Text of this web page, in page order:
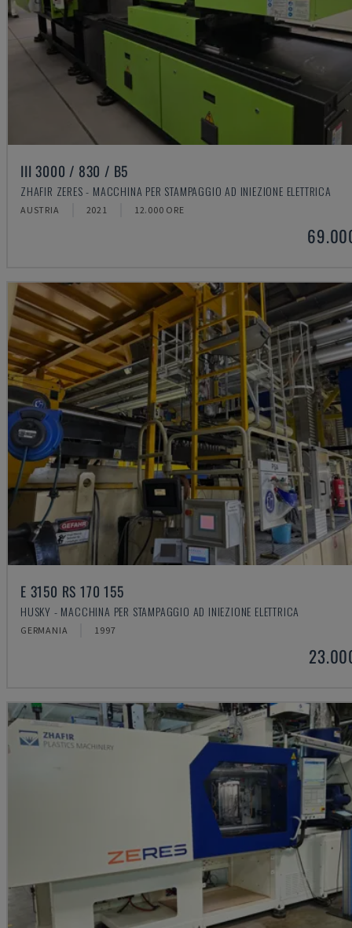
III 3000 / 830 / B5
ZHAFIR ZERES - MACCHINA PER STAMPAGGIO AD INIEZIONE ELETTRICA
AUSTRIA 2021 12.000 ORE
E 3150 RS 170 155
HUSKY - MACCHINA PER STAMPAGGIO AD INIEZIONE ELETTRICA
GERMANIA 1997